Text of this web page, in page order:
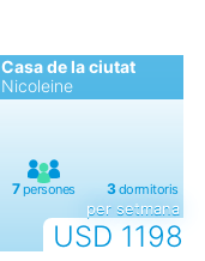
Casa de la ciutat
Nicoleine
USD 1198
per setmana